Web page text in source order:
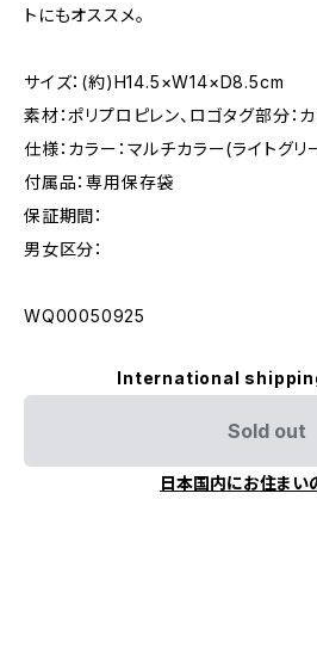
トにもオススメ。
サイズ：(約)H14.5×W14×D8.5cm
素材：ポリプロピレン、ロゴタグ部分：
仕様：カラー：マルチカラー(ライトグリ
付属品：専用保存袋
保証期間：
男女区分：
WQ00050925
International
Sold out
日本国内にお住まい